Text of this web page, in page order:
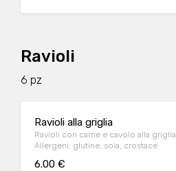
Ravioli
6 pz
Ravioli alla griglia
Ravioli con carne e cavolo alla griglia
Allergeni: glutine, soia, crostace
6.00 €